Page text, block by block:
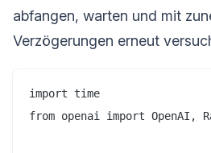
abfangen, warten und mit
Verzögerungen erneut
import time
from openai import OpenAI,